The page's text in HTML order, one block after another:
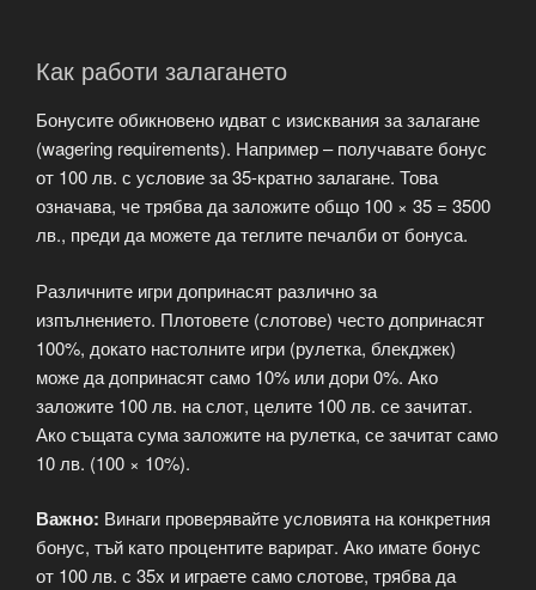
Как работи залагането
Бонусите обикновено идват с изисквания за залагане
(wagering requirements). Например – получавате бонус
от 100 лв. с условие за 35-кратно залагане. Това
означава, че трябва да заложите общо 100 × 35 = 3500
лв., преди да можете да теглите печалби от бонуса.
Различните игри допринасят различно за
изпълнението. Плотовете (слотове) често допринасят
100%, докато настолните игри (рулетка, блекджек)
може да допринасят само 10% или дори 0%. Ако
заложите 100 лв. на слот, целите 100 лв. се зачитат.
Ако същата сума заложите на рулетка, се зачитат само
10 лв. (100 × 10%).
Важно: Винаги проверявайте условията на конкретния
бонус, тъй като процентите варират. Ако имате бонус
от 100 лв. с 35x и играете само слотове, трябва да